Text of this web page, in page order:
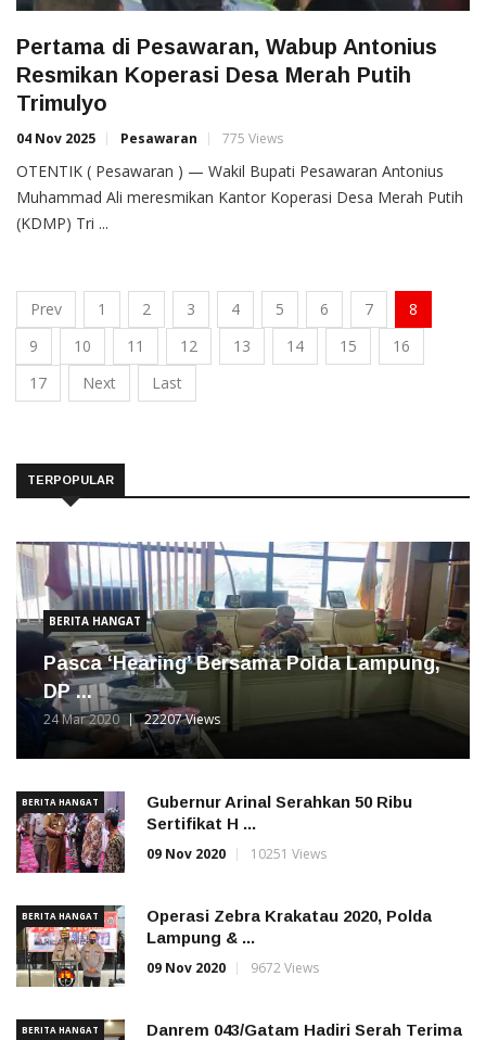
Pertama di Pesawaran, Wabup Antonius
Resmikan Koperasi Desa Merah Putih
Trimulyo
04 Nov 2025 Pesawaran 775 Views
OTENTIK ( Pesawaran ) — Wakil Bupati Pesawaran Antonius
Muhammad Ali meresmikan Kantor Koperasi Desa Merah Putih
(KDMP) Tri ...
Prev 1 2 3 4 5 6 7
8
9
10 11 12 13 14 15
16
17
Next Last
TERPOPULAR
BERITA HANGAT
Pasca ‘Hearing’ Bersama Polda Lampung,
DP ...
24 Mar 2020 22207 Views
BERITA HANGAT
Gubernur Arinal Serahkan 50 Ribu
Sertifikat H ...
09 Nov 2020
10251 Views
BERITA HANGAT
Operasi Zebra Krakatau 2020, Polda
Lampung & ...
09 Nov 2020
9672 Views
BERITA HANGAT
Danrem 043/Gatam Hadiri Serah Terima